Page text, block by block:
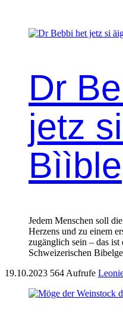
Dr
jetz
Bììble
Jedem Menschen soll
Herzens und zu einem
zugänglich sein – das
Schweizerischen
19.10.2023 564 Aufrufe